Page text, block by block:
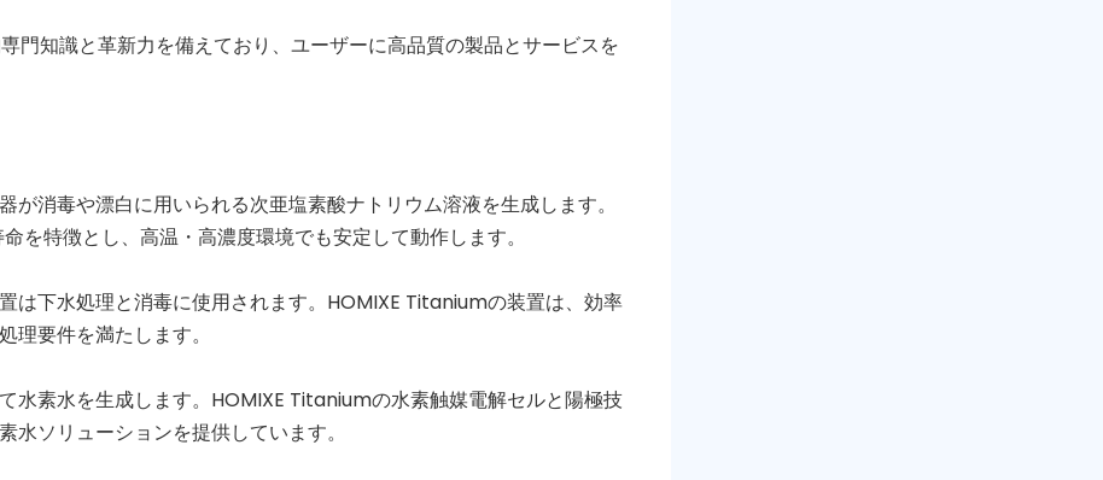
門知識と革新力を備えており、ユーザーに高品質の製品とサービスを
消毒や漂白に用いられる次亜塩素酸ナトリウム溶液を生成します。
特徴とし、高温・高濃度環境でも安定して動作します。
は下水処理と消毒に使用されます。HOMIXE Titaniumの装置は、効率
理要件を満たします。
水素水を生成します。HOMIXE Titaniumの水素触媒電解セルと陽極技
ソリューションを提供しています。